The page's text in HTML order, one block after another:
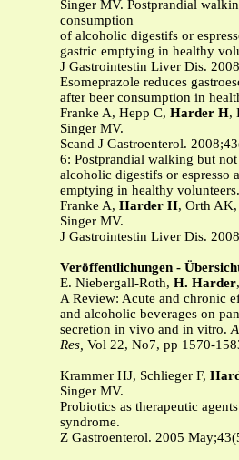
Singer MV. Postprandial
consumption
of alcoholic digestifs or
gastric emptying in healthy
J Gastrointestin Liver Dis.
Esomeprazole reduces
after beer consumption in
Franke A, Hepp C, Harder H,
Singer MV.
Scand J Gastroenterol.
6: Postprandial walking but
alcoholic digestifs or espresso
emptying in healthy volunteers.
Franke A, Harder H, Orth
Singer MV.
J Gastrointestin Liver Dis.
Veröffentlichungen -
E. Niebergall-Roth, H. Harder
A Review: Acute and chronic
and alcoholic beverages on
secretion in vivo and in vitro.
Res, Vol 22, No7, pp 1570-
Krammer HJ, Schlieger F,
Singer MV.
Probiotics as therapeutic
syndrome.
Z Gastroenterol. 2005